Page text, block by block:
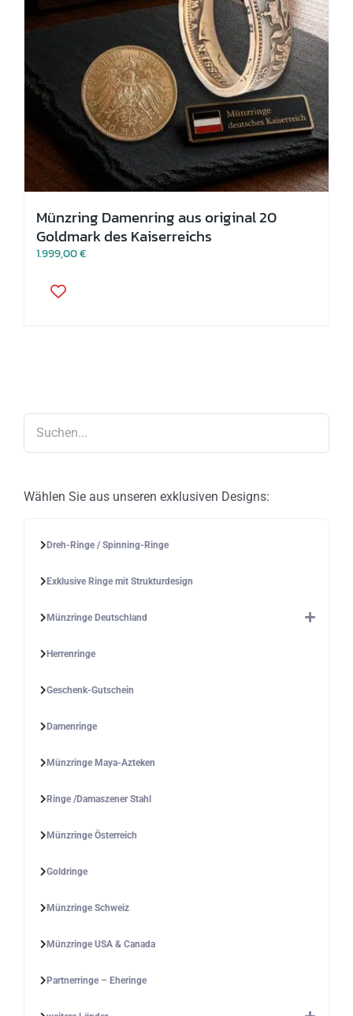
Münzring Damenring aus original 20
Goldmark des Kaiserreichs
1.999,00€
Produkt
Produktseite
gewählt
Wählen Sie aus unseren exklusiven Designs:
Dreh-Ringe / Spinning-Ringe
Exklusive Ringe mit Strukturdesign
Münzringe Deutschland
Herrenringe
Geschenk-Gutschein
Damenringe
Münzringe Maya-Azteken
Ringe /Damaszener Stahl
Münzringe Österreich
Goldringe
Münzringe Schweiz
Münzringe USA & Canada
Partnerringe – Eheringe